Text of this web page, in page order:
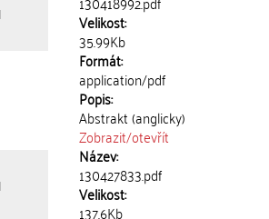
Velikost:
35.99Kb
Formát:
application/pdf
Popis:
Abstrakt (anglicky)
Zobrazit/otevřít
Název:
130427833.pdf
Velikost:
137.6Kb